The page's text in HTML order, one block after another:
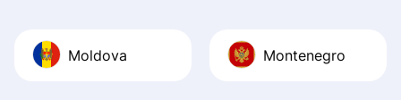
Moldova Montenegro